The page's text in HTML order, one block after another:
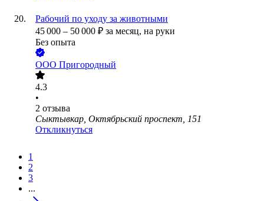
Рабочий по уходу за животными
45 000 – 50 000 ₽ за месяц, на руки
Без опыта
ООО Пригородный
4.3
•
2 отзыва
Сыктывкар, Октябрьский проспект, 151
Откликнуться
1
2
3
...